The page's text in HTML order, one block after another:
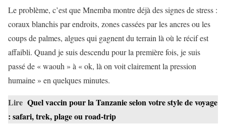
Le problème, c’est que Mnemba montre déjà des signes de stress :
coraux blanchis par endroits, zones cassées par les ancres ou les
coups de palmes, algues qui gagnent du terrain là où le récif est
affaibli. Quand je suis descendu pour la première fois, je suis
passé de « waouh » à « ok, là on voit clairement la pression
humaine » en quelques minutes.
Lire Quel vaccin pour la Tanzanie selon votre style de voyage
: safari, trek, plage ou road-trip